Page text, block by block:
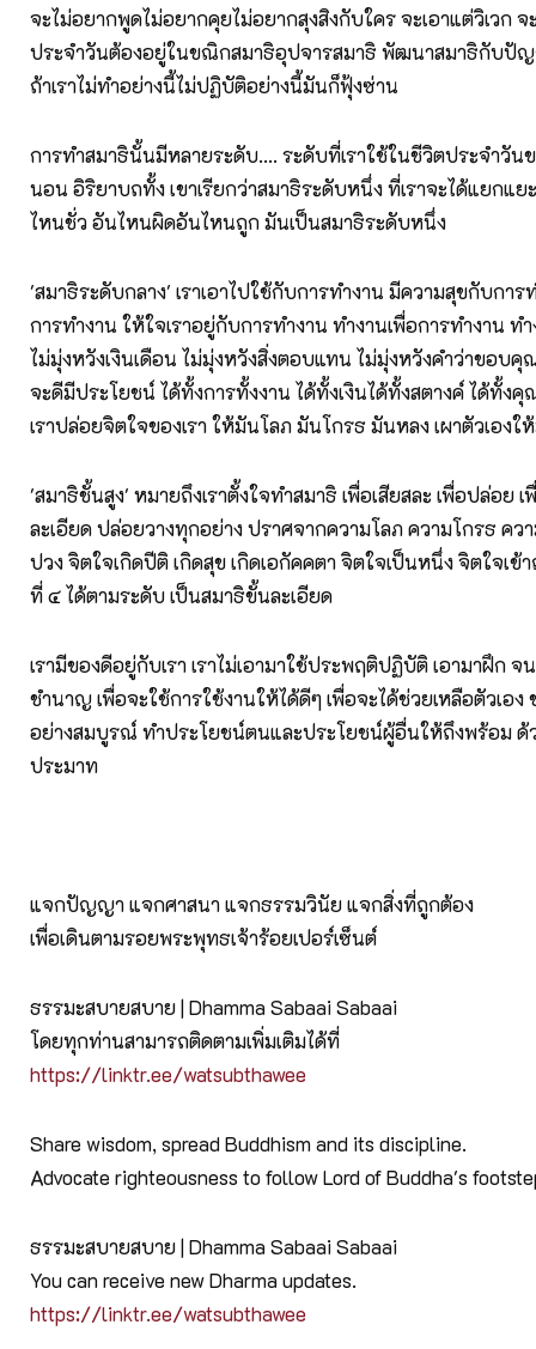
จะไม่อยากพูดไม่อยากคุยไม่อยากสุงสิงกับใคร จะเอาแต่วิเวก
ประจำวันต้องอยู่ในขณิกสมาธิอุปจารสมาธิ พัฒนาสมาธิกับปั
ถ้าเราไม่ทำอย่างนี้ไม่ปฏิบัติอย่างนี้มันก็ฟุ้งซ่าน
การทำสมาธินั้นมีหลายระดับ.... ระดับที่เราใช้ในชีวิตประจำวันข
นอน อิริยาบถทั้ง เขาเรียกว่าสมาธิระดับหนึ่ง ที่เราจะได้แยกแ
ไหนชั่ว อันไหนผิดอันไหนถูก มันเป็นสมาธิระดับหนึ่ง
'สมาธิระดับกลาง' เราเอาไปใช้กับการทำงาน มีความสุขกับการ
การทำงาน ให้ใจเราอยู่กับการทำงาน ทำงานเพื่อการทำงาน ทำ
ไม่มุ่งหวังเงินเดือน ไม่มุ่งหวังสิ่งตอบแทน ไม่มุ่งหวังคำว่าขอบคุ
จะดีมีประโยชน์ ได้ทั้งการทั้งงาน ได้ทั้งเงินได้ทั้งสตางค์ ได้ทั้ง
เราปล่อยจิตใจของเรา ให้มันโลภ มันโกรธ มันหลง เผาตัวเองใ
'สมาธิชั้นสูง' หมายถึงเราตั้งใจทำสมาธิ เพื่อเสียสละ เพื่อปล่อย เ
ละเอียด ปล่อยวางทุกอย่าง ปราศจากความโลภ ความโกรธ คว
ปวง จิตใจเกิดปีติ เกิดสุข เกิดเอกัคคตา จิตใจเป็นหนึ่ง จิตใจเ
ที่ ๔ ได้ตามระดับ เป็นสมาธิขั้นละเอียด
เรามีของดีอยู่กับเรา เราไม่เอามาใช้ประพฤติปฏิบัติ เอามาฝึก
ชำนาญ เพื่อจะใช้การใช้งานให้ได้ดีๆ เพื่อจะได้ช่วยเหลือตัวเอง
อย่างสมบูรณ์ ทำประโยชน์ตนและประโยชน์ผู้อื่นให้ถึงพร้อม ด้
ประมาท
แจกปัญญา แจกศาสนา แจกธรรมวินัย แจกสิ่งที่ถูกต้อง
เพื่อเดินตามรอยพระพุทธเจ้าร้อยเปอร์เซ็นต์
ธรรมะสบายสบาย | Dhamma Sabaai Sabaai
โดยทุกท่านสามารถติดตามเพิ่มเติมได้ที่
https://linktr.ee/watsubthawee
Share wisdom, spread Buddhism and its discipline.
Advocate righteousness to follow Lord of Buddha's
ธรรมะสบายสบาย | Dhamma Sabaai Sabaai
You can receive new Dharma updates.
https://linktr.ee/watsubthawee